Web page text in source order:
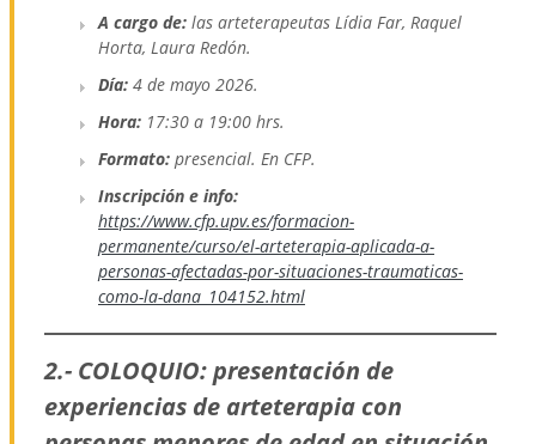
A cargo de: las arteterapeutas Lídia Far, Raquel
Horta, Laura Redón.
Día: 4 de mayo 2026.
Hora: 17:30 a 19:00 hrs.
Formato: presencial. En CFP.
Inscripción e info:
https://www.cfp.upv.es/formacion-
permanente/curso/el-arteterapia-aplicada-a-
personas-afectadas-por-situaciones-traumaticas-
como-la-dana_104152.html
2.- COLOQUIO: presentación de
experiencias de arteterapia con